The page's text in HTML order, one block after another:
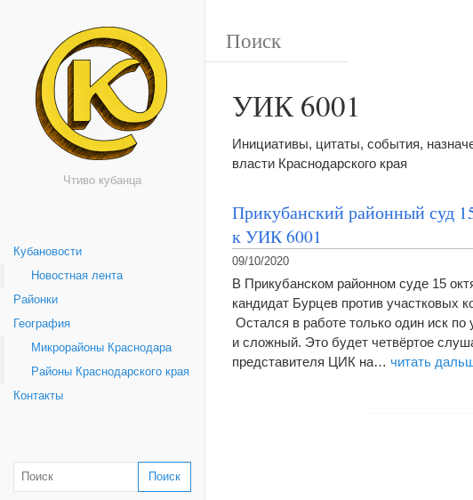
Чтиво кубанца
Кубановости
Новостная лента
Районки
География
Микрорайоны Краснодара
Районы Краснодарского края
Контакты
УИК 6001
Инициативы, цитаты, события,
власти Краснодарского края
Прикубанский районный суд
к УИК 6001
09/10/2020
В Прикубанском районном суде 15
кандидат Бурцев против участковых
Остался в работе только один иск
и сложный. Это будет четвёртое
представителя ЦИК на… читать